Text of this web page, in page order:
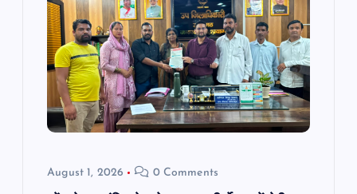
August 1, 2026 0 Comments